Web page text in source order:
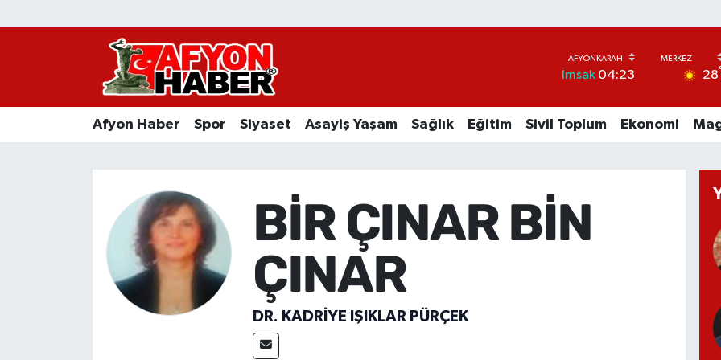
İmsak04:23 28
Afyon Haber Spor Siyaset Asayiş Yaşam Sağlık Eğitim Sivil Toplum Ekonomi
BİR ÇINAR BİN
ÇINAR
DR. KADRIYE IŞIKLAR PÜRÇEK
Afyon Haber